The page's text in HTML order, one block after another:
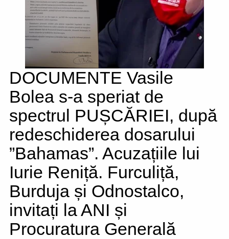
DOCUMENTE Vasile
Bolea s-a speriat de
spectrul PUȘCĂRIEI, după
redeschiderea dosarului
”Bahamas”. Acuzațiile lui
Iurie Reniță. Furculiță,
Burduja și Odnostalco,
invitați la ANI și
Procuratura Generală